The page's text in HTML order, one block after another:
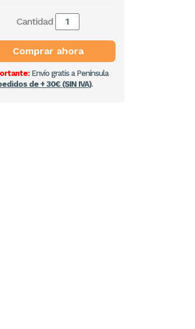
Cantidad
Comprar ahora
Envío gratis a Península
de + 30€ (SIN IVA).